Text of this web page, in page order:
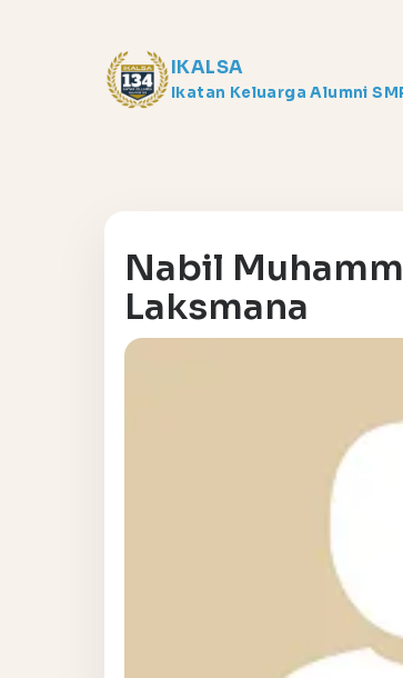
IKALSA
Ikatan Keluarga Alumni
Nabil
Laksmana